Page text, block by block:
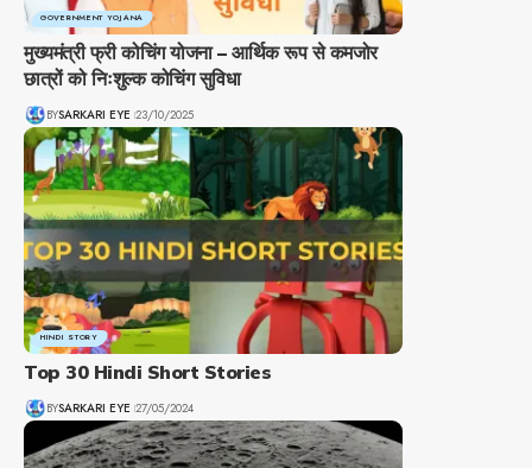
GOVERNMENT YOJANA
मुख्यमंत्री फ्री कोचिंग योजना – आर्थिक रूप से कमजोर
छात्रों को निःशुल्क कोचिंग सुविधा
BYSARKARI EYE 23/10/2025
HINDI STORY
Top 30 Hindi Short Stories
BYSARKARI EYE 27/05/2024